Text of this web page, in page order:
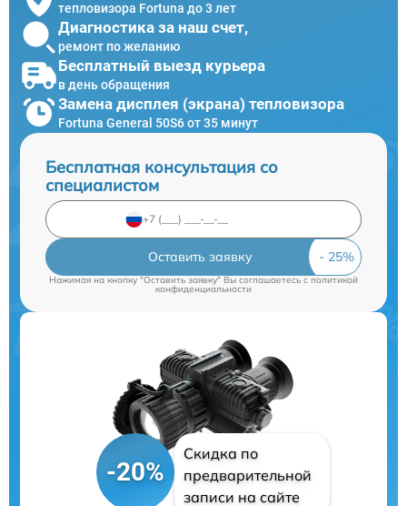
тепловизора Fortuna до 3 лет
Диагностика за наш счет,
ремонт по желанию
Бесплатный выезд курьера
в день обращения
Замена дисплея (экрана) тепловизора
Fortuna General 50S6 от 35 минут
Бесплатная консультация со
специалистом
Оставить заявку
Нажимая на кнопку "Оставить заявку" Вы соглашаетесь cполитикой
конфиденциальности
-20%
Скидка по
предварительной
записи на сайте